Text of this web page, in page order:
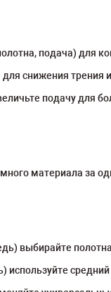
подача) для
снижения трения
подачу для
материала за
выбирайте
используйте